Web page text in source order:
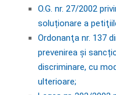
O.G. nr. 27/2002
soluționare a
Ordonanţa nr. 137
prevenirea și
discriminare, cu
ulterioare;